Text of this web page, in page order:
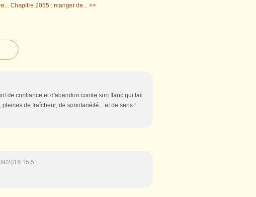
Chapitre 2055 : manger de... >>
de confiance et d'abandon contre son flanc qui fait
de fraîcheur, de spontanéité... et de sens !
2016 15:51